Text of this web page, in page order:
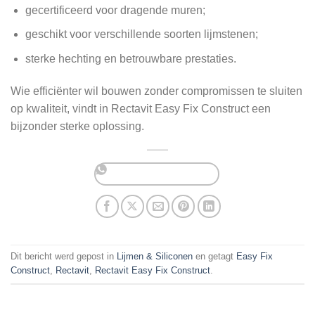
gecertificeerd voor dragende muren;
geschikt voor verschillende soorten lijmstenen;
sterke hechting en betrouwbare prestaties.
Wie efficiënter wil bouwen zonder compromissen te sluiten
op kwaliteit, vindt in Rectavit Easy Fix Construct een
bijzonder sterke oplossing.
Dit bericht werd gepost in Lijmen & Siliconen en getagt Easy Fix
Construct, Rectavit, Rectavit Easy Fix Construct.